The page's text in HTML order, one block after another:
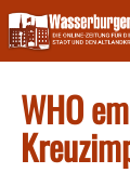
Skip
to
content
WHO